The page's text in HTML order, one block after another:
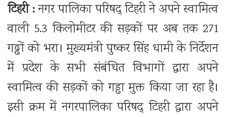
टिहरी :नगर पालिका परिषद् टिहरी ने अपने स्वामित्व
वाली 5.3 किलोमीटर की सड़कों पर अब तक 271
गढ्ढों को भरा। मुख्यमंत्री पुष्कर सिंह धामी के निर्देशन
में प्रदेश के सभी संबंधित विभागों द्वारा अपने
स्वामित्व की सड़कों को गड्ढा मुक्त किया जा रहा है।
इसी क्रम में नगरपालिका परिषद् टिहरी द्वारा अपने